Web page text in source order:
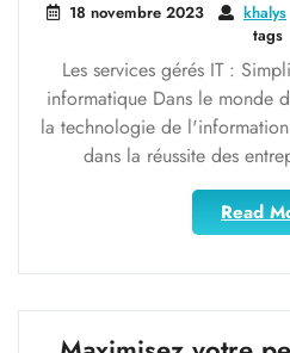
18 novembre 2023 khalys
tags
Les services gérés IT :
informatique Dans le monde
la technologie de
dans la réussite des
Read